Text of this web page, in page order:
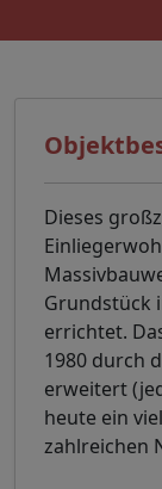
Dieses
Grundstück
errichtet.
1980 durch
erweitert
heute ein
zahlreichen